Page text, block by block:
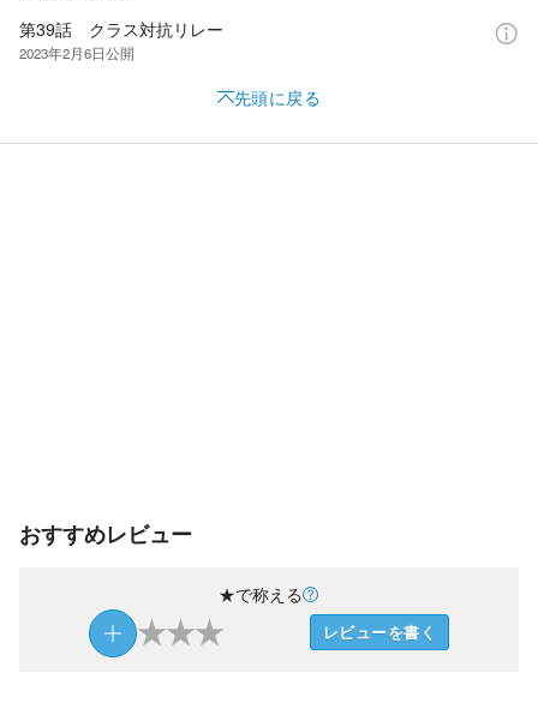
第39話 クラス対抗リレー
2023年2月6日公開
先頭に戻る
おすすめレビュー
★で称える
★★★ レビューを書く